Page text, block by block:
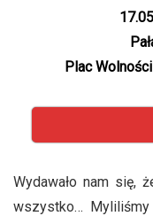
Plac
Wydawało nam się,
wszystko… Myliliśmy